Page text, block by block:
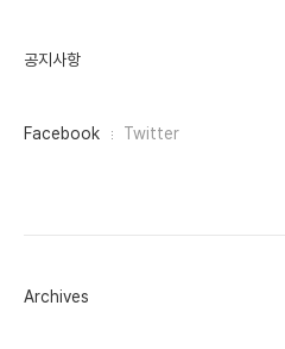
공지사항
페
그
Facebook Twitter
Archives